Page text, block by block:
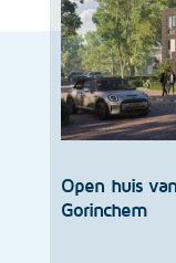
Open huis
Gorinchem